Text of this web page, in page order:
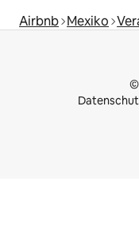
Airbnb Mexiko
©